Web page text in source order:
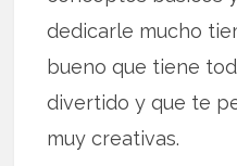
dedicarle mucho
bueno que tiene
divertido y que te
muy creativas.